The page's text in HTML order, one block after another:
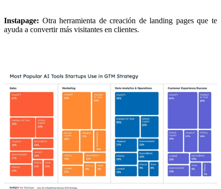
Instapage: Otra herramienta de creación de landing pages que te
ayuda a convertir más visitantes en clientes.